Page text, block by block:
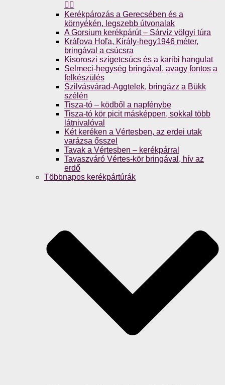
🚴‍♀️
Kerékpározás a Gerecsében és a
környékén, legszebb útvonalak
A Gorsium kerékpárút – Sárvíz völgyi túra
Kráľova Hoľa, Király-hegy1946 méter,
bringával a csúcsra
Kisoroszi szigetcsúcs és a karibi hangulat
Selmeci-hegység bringával, avagy fontos a
felkészülés
Szilvásvárad-Aggtelek, bringázz a Bükk
szélén
Tisza-tó – ködből a napfénybe
Tisza-tó kör picit másképpen, sokkal több
látnivalóval
Két keréken a Vértesben, az erdei utak
varázsa ősszel
Tavak a Vértesben – kerékpárral
Tavaszváró Vértes-kör bringával, hív az
erdő
Többnapos kerékpártúrák